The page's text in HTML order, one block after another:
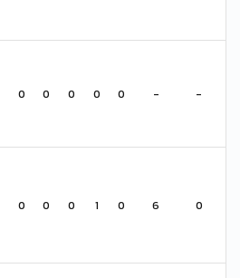
0 0 0 0 0 - -
0 0 0 1 0 6 0